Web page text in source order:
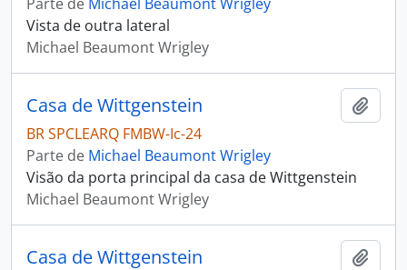
Vista de outra lateral
Michael Beaumont Wrigley
Casa de Wittgenstein
BR SPCLEARQ FMBW-Ic-24
Parte de Michael Beaumont Wrigley
Visão da porta principal da casa de Wittgenstein
Michael Beaumont Wrigley
Casa de Wittgenstein